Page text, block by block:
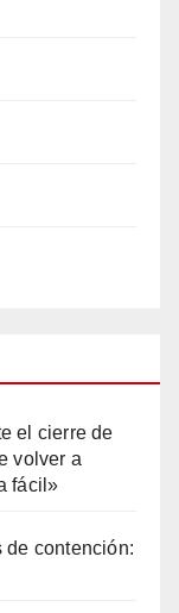
el cierre de
volver a
fácil»
de contención: